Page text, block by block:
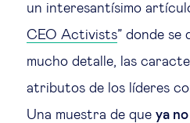
un interesantísimo
CEO Activists” donde se
mucho detalle, las
atributos de los líderes
Una muestra de que ya